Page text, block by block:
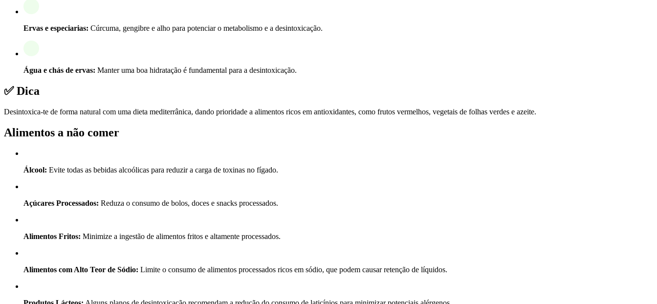
Ervas e especiarias: Cúrcuma, gengibre e alho para potenciar o metabolismo e a desintoxicação.
Água e chás de ervas: Manter uma boa hidratação é fundamental para a desintoxicação.
✅ Dica
Desintoxica-te de forma natural com uma dieta mediterrânica, dando prioridade a alimentos ricos em antioxidantes, como frutos vermelhos, vegetais de folhas verdes e azeite.
Alimentos a não comer
Álcool: Evite todas as bebidas alcoólicas para reduzir a carga de toxinas no fígado.
Açúcares Processados: Reduza o consumo de bolos, doces e snacks processados.
Alimentos Fritos: Minimize a ingestão de alimentos fritos e altamente processados.
Alimentos com Alto Teor de Sódio: Limite o consumo de alimentos processados ricos em sódio, que podem causar retenção de líquidos.